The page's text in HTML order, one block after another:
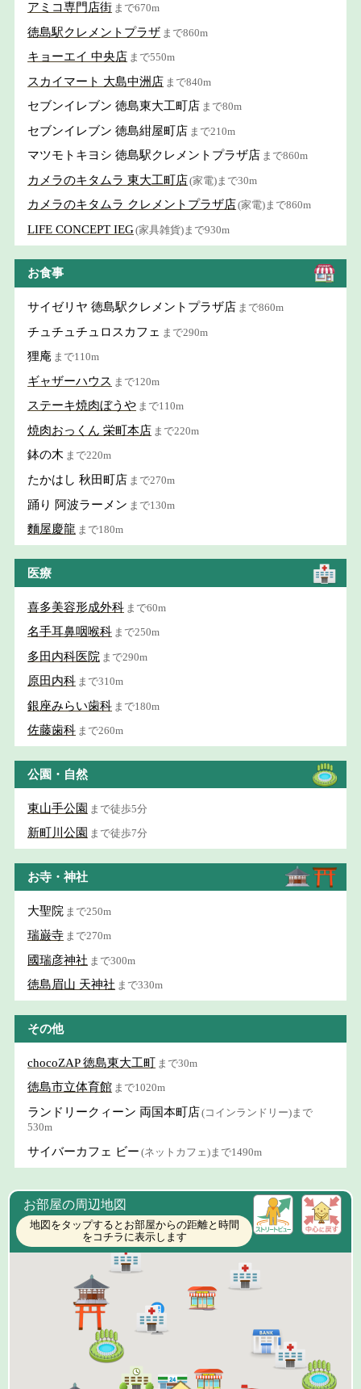
アミコ専門店街 まで670m
徳島駅クレメントプラザ まで860m
キョーエイ 中央店 まで550m
スカイマート 大島中洲店 まで840m
セブンイレブン 徳島東大工町店 まで80m
セブンイレブン 徳島紺屋町店 まで210m
マツモトキヨシ 徳島駅クレメントプラザ店 まで860m
カメラのキタムラ 東大工町店(家電)まで30m
カメラのキタムラ クレメントプラザ店(家電)まで860m
LIFE CONCEPT IEG(家具雑貨)まで930m
お食事
サイゼリヤ 徳島駅クレメントプラザ店 まで860m
チュチュチュロスカフェ まで290m
狸庵 まで110m
ギャザーハウス まで120m
ステーキ焼肉ぼうや まで110m
焼肉おっくん 栄町本店 まで220m
鉢の木 まで220m
たかはし 秋田町店 まで270m
踊り 阿波ラーメン まで130m
麵屋慶龍 まで180m
医療
喜多美容形成外科 まで60m
名手耳鼻咽喉科 まで250m
多田内科医院 まで290m
原田内科 まで310m
銀座みらい歯科 まで180m
佐藤歯科 まで260m
公園・自然
東山手公園 まで徒歩5分
新町川公園 まで徒歩7分
お寺・神社
大聖院 まで250m
瑞巌寺 まで270m
國瑞彦神社 まで300m
徳島眉山 天神社 まで330m
その他
chocoZAP 徳島東大工町 まで30m
徳島市立体育館 まで1020m
ランドリークィーン 両国本町店(コインランドリー)まで
530m
サイバーカフェ ビー (ネットカフェ)まで1490m
お部屋の周辺地図
地図をタップするとお部屋からの距離と時間
をコチラに表示します